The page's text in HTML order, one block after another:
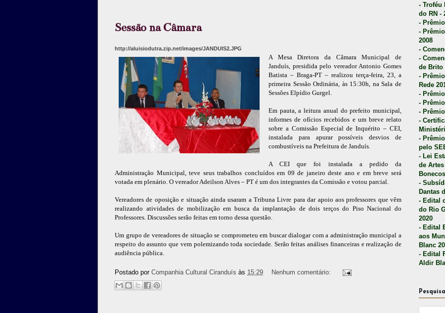
Sessão na Câmara
http://aluisiodutra.zip.net/images/JANDUIS2.JPG
A Mesa Diretora da Câmara Municipal de
Janduís, presidida pelo vereador Antonio Gomes
Batista – Braga-PT – realizou terça-feira, 23, a
primeira Sessão Ordinária, às 15:30h, na Sala de
Sessões Elpídio Gurgel.
Em pauta, a leitura anual do prefeito municipal,
informes de ofícios recebidos e um breve relato
sobre a Comissão Especial de Inquérito – CEI,
instalada para apurar possíveis desvios de
combustíveis na Prefeitura de Janduís.
A CEI que foi instalada a pedido da
Administração Municipal, teve seus trabalhos concluídos em 09 de janeiro deste ano e em breve será
votada em plenário. O vereador Adeilson Alves – PT é um dos integrantes da Comissão e votou parcial.
Vereadores de oposição e situação ainda usaram a Tribuna Livre para dar apoio aos professores que vêm
realizando atividades de mobilização em busca da implantação de dois terços do Piso Nacional do
Professores. Discussões serão feitas em torno dessa questão.
Um grupo de vereadores de situação se comprometeu em buscar dialogar com a administração municipal a
respeito do assunto que vem polemizando toda sociedade. Serão feitas análises financeiras e realização de
audiência pública.
Postado por Companhia Cultural Ciranduís às 15:29 Nenhum comentário:
- Troféu
do RN -
-
-
2008
-
-
de Brito
-
Rede
-
-
-
-
-
pelo
- Lei
de
-
Dantas
- Edital
do Rio
2020
- Edital
aos
Blanc
- Edital
Aldir